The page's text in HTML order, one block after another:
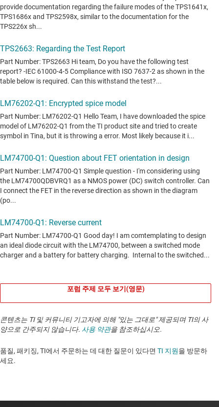
포럼 주제 모두 보기(영문)
콘텐츠는 TI 및 커뮤니티 기고자에 의해 "있는 그대로" 제공되며 TI의 사
양으로 간주되지 않습니다. 사용 약관을 참조하십시오.
품질, 패키징, TI에서 주문하는 데 대한 질문이 있다면 TI 지원을 방문하
세요. ​​​​​​​​​​​​​​